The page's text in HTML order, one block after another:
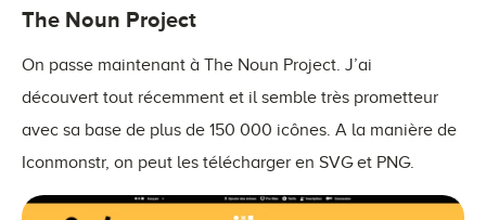
The Noun Project
On passe maintenant à The Noun Project. J’ai
découvert tout récemment et il semble très prometteur
avec sa base de plus de 150 000 icônes. A la manière de
Iconmonstr, on peut les télécharger en SVG et PNG.